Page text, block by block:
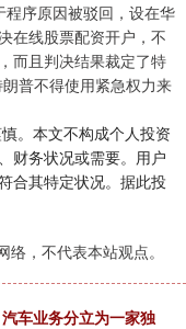
序原因被驳回，设在华
在线股票配资开户，不
而且判决结果裁定了特
普不得使用紧急权力来
。本文不构成个人投资
财务状况或需要。用户
合其特定状况。据此投
，不代表本站观点。
车业务分立为一家独